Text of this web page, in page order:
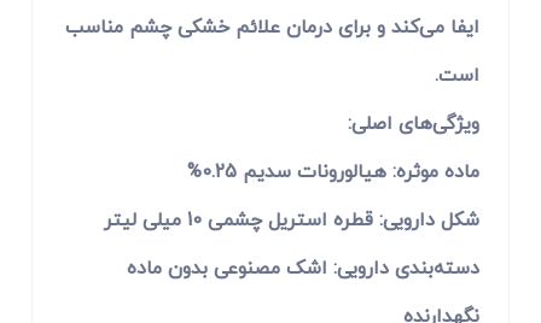
ایفا می‌کند و برای درمان علائم خشکی چشم مناسب
است.
ویژگی‌های اصلی:
ماده موثره: هیالورونات سدیم 0.25%
شکل دارویی: قطره استریل چشمی 10 میلی لیتر
دسته‌بندی دارویی: اشک مصنوعی بدون ماده
نگهدارنده